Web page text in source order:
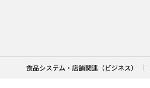
食品システム・店舗関連（ビジネス）